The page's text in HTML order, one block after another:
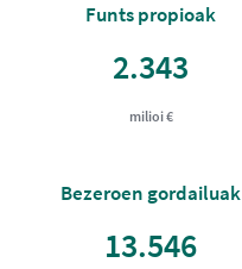
Funts propioak
2.343
milioi €
Bezeroen gordailuak
13.546